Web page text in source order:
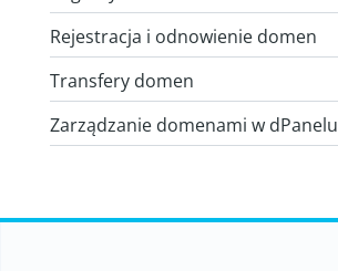
Rejestracja i odnowienie domen
Transfery domen
Zarządzanie domenami w dPanelu